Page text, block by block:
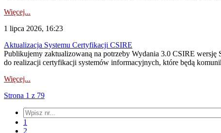
Więcej...
1 lipca 2026, 16:23
Aktualizacja Systemu Certyfikacji CSIRE
Publikujemy zaktualizowaną na potrzeby Wydania 3.0 CSIRE
do realizacji certyfikacji systemów informacyjnych, które będą
Więcej...
Strona 1 z 79
1
2